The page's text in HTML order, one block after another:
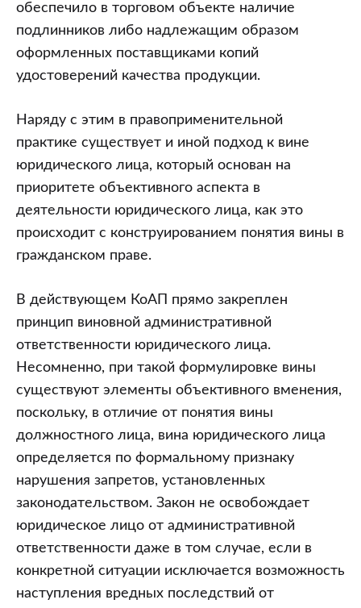
обеспечило в торговом объекте наличие
подлинников либо надлежащим образом
оформленных поставщиками копий
удостоверений качества продукции.
Наряду с этим в правоприменительной
практике существует и иной подход к вине
юридического лица, который основан на
приоритете объективного аспекта в
деятельности юридического лица, как это
происходит с конструированием понятия вины в
гражданском праве.
В действующем КоАП прямо закреплен
принцип виновной административной
ответственности юридического лица.
Несомненно, при такой формулировке вины
существуют элементы объективного вменения,
поскольку, в отличие от понятия вины
должностного лица, вина юридического лица
определяется по формальному признаку
нарушения запретов, установленных
законодательством. Закон не освобождает
юридическое лицо от административной
ответственности даже в том случае, если в
конкретной ситуации исключается возможность
наступления вредных последствий от